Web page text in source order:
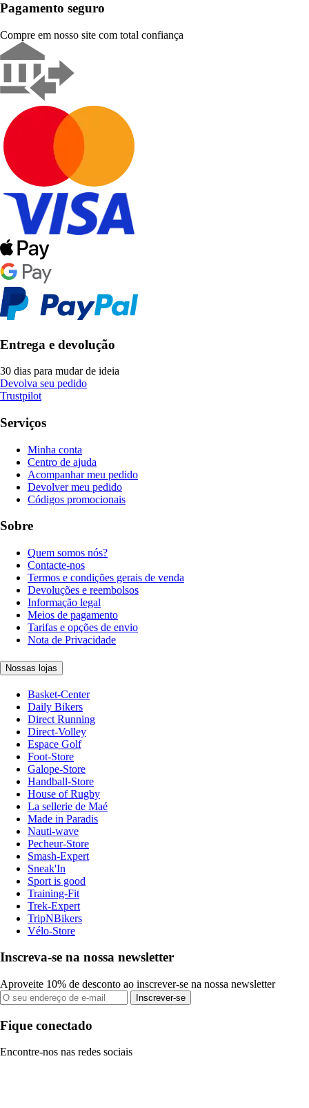
Pagamento seguro
Compre em nosso site com total confiança
Entrega e devolução
30 dias para mudar de ideia
Devolva seu pedido
Trustpilot
Serviços
Minha conta
Centro de ajuda
Acompanhar meu pedido
Devolver meu pedido
Códigos promocionais
Sobre
Quem somos nós?
Contacte-nos
Termos e condições gerais de venda
Devoluções e reembolsos
Informação legal
Meios de pagamento
Tarifas e opções de envio
Nota de Privacidade
Nossas lojas
Basket-Center
Daily Bikers
Direct Running
Direct-Volley
Espace Golf
Foot-Store
Galope-Store
Handball-Store
House of Rugby
La sellerie de Maé
Made in Paradis
Nauti-wave
Pecheur-Store
Smash-Expert
Sneak'In
Sport is good
Training-Fit
Trek-Expert
TripNBikers
Vélo-Store
Inscreva-se na nossa newsletter
Aproveite 10% de desconto ao inscrever-se na nossa newsletter
Inscrever-se
Fique conectado
Encontre-nos nas redes sociais